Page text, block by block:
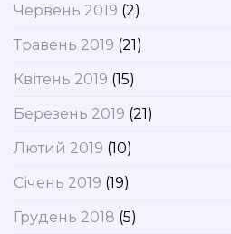
Червень 2019 (2)
Травень 2019 (21)
Квітень 2019 (15)
Березень 2019 (21)
Лютий 2019 (10)
Січень 2019 (19)
Грудень 2018 (5)